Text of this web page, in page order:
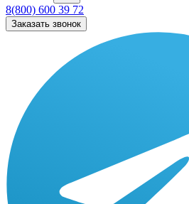
8(800) 600 39 72
Заказать звонок